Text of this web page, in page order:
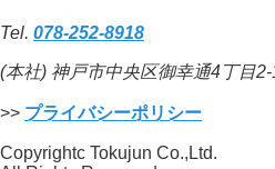
Tel. 078-252-8918
(本社) 神戸市中央区御幸通4丁目
>> プライバシーポリシー
Copyrightc Tokujun Co.,Ltd.